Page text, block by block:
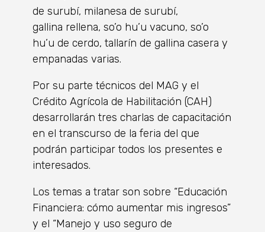
de surubí, milanesa de surubí,
gallina rellena, so’o hu’u vacuno, so’o
hu’u de cerdo, tallarín de gallina casera y
empanadas varias.
Por su parte técnicos del MAG y el
Crédito Agrícola de Habilitación (CAH)
desarrollarán tres charlas de capacitación
en el transcurso de la feria del que
podrán participar todos los presentes e
interesados.
Los temas a tratar son sobre “Educación
Financiera: cómo aumentar mis ingresos”
y el “Manejo y uso seguro de